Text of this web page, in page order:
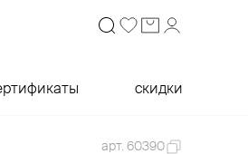
скидки
арт. 60390